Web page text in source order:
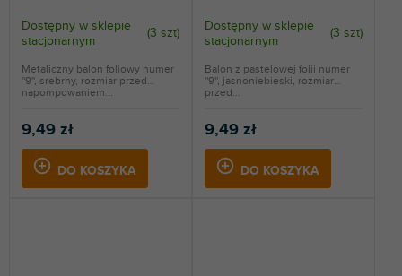
Dostępny w sklepie
stacjonarnym
(3 szt)
9,49 zł
DO KOSZYKA
Metaliczny balon foliowy numer
''9'', srebrny, rozmiar przed
napompowaniem...
Dostępny w sklepie
stacjonarnym
(3 szt)
9,49 zł
DO KOSZYKA
Balon z pastelowej folii numer
''9'', jasnoniebieski, rozmiar
przed...